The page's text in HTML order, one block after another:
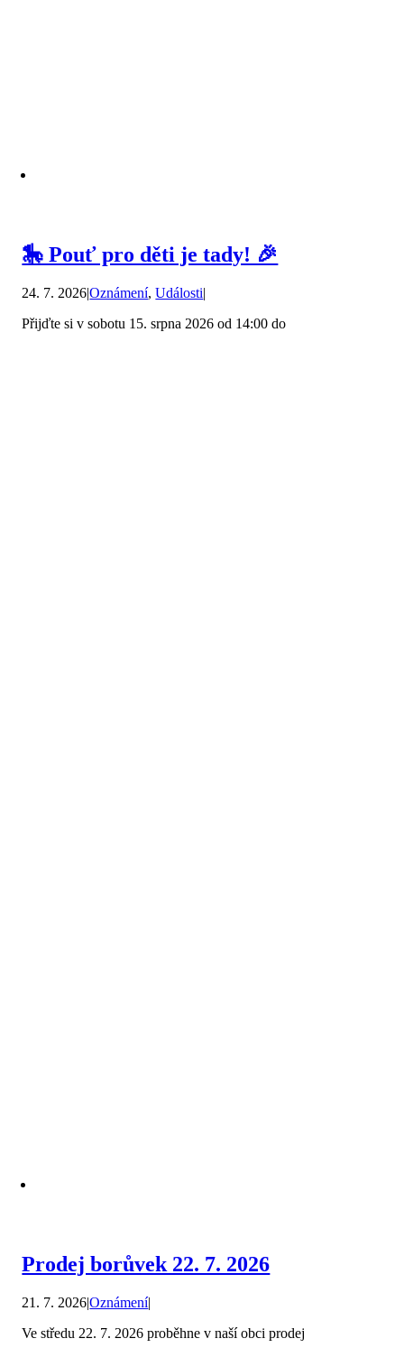
🎠 Pouť pro děti je tady! 🎉
24. 7. 2026|Oznámení,Události|
Přijďte si v sobotu 15. srpna 2026 od 14:00 do
Prodej borůvek 22. 7. 2026
21. 7. 2026|Oznámení|
Ve středu 22. 7. 2026 proběhne v naší obci prodej